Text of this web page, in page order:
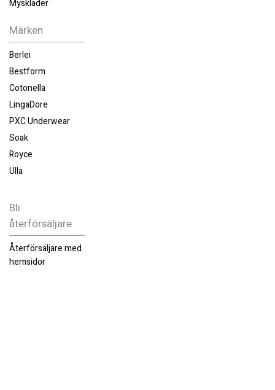
Myskläder
Märken
Berlei
Bestform
Cotonella
LingaDore
PXC Underwear
Soak
Royce
Ulla
Bli
återförsäljare
Återförsäljare med
hemsidor